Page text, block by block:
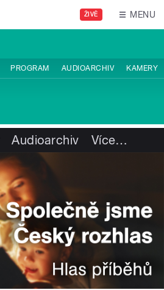
ŽIVĚ MENU
PROGRAM AUDIOARCHIV KAMERY
Audioarchiv Více…